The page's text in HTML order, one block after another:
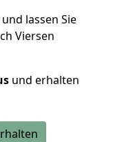
lassen Sie
Viersen
und erhalten